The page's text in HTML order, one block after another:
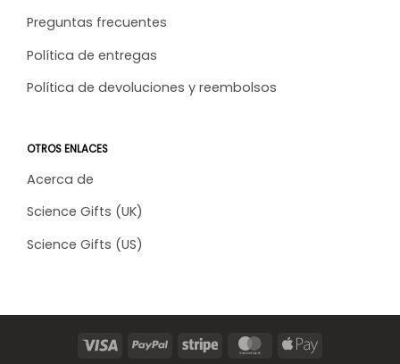
Preguntas frecuentes
Política de entregas
Política de devoluciones y reembolsos
OTROS ENLACES
Acerca de
Science Gifts (UK)
Science Gifts (US)